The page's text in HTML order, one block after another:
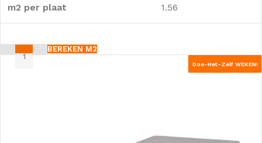
m2 per plaat 1.56
BEREKEN M2
Doe-Het-Zelf WEKEN!